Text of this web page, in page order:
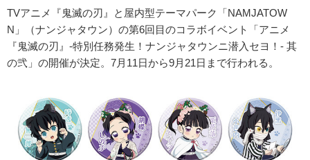
TVアニメ『鬼滅の刃』と屋内型テーマパーク「NAMJATOW
N」（ナンジャタウン）の第6回目のコラボイベント「アニメ
『鬼滅の刃』-特別任務発生！ナンジャタウンニ潜入セヨ！- 其
の弐」の開催が決定。7月11日から9月21日まで行われる。